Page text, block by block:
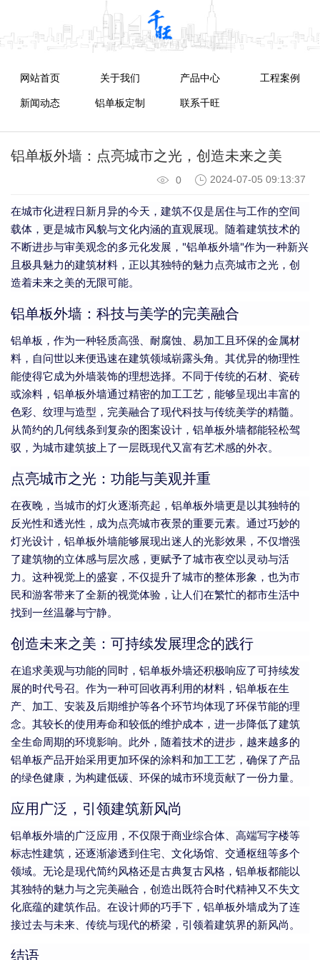
网站首页 关于我们 产品中心 工程案例
新闻动态 铝单板定制 联系千旺
铝单板外墙：点亮城市之光，创造未来之美
0 2024-07-05 09:13:37
在城市化进程日新月异的今天，建筑不仅是居住与工作的空间
载体，更是城市风貌与文化内涵的直观展现。随着建筑技术的
不断进步与审美观念的多元化发展，"铝单板外墙"作为一种新兴
且极具魅力的建筑材料，正以其独特的魅力点亮城市之光，创
造着未来之美的无限可能。
铝单板外墙：科技与美学的完美融合
铝单板，作为一种轻质高强、耐腐蚀、易加工且环保的金属材
料，自问世以来便迅速在建筑领域崭露头角。其优异的物理性
能使得它成为外墙装饰的理想选择。不同于传统的石材、瓷砖
或涂料，铝单板外墙通过精密的加工工艺，能够呈现出丰富的
色彩、纹理与造型，完美融合了现代科技与传统美学的精髓。
从简约的几何线条到复杂的图案设计，铝单板外墙都能轻松驾
驭，为城市建筑披上了一层既现代又富有艺术感的外衣。
点亮城市之光：功能与美观并重
在夜晚，当城市的灯火逐渐亮起，铝单板外墙更是以其独特的
反光性和透光性，成为点亮城市夜景的重要元素。通过巧妙的
灯光设计，铝单板外墙能够展现出迷人的光影效果，不仅增强
了建筑物的立体感与层次感，更赋予了城市夜空以灵动与活
力。这种视觉上的盛宴，不仅提升了城市的整体形象，也为市
民和游客带来了全新的视觉体验，让人们在繁忙的都市生活中
找到一丝温馨与宁静。
创造未来之美：可持续发展理念的践行
在追求美观与功能的同时，铝单板外墙还积极响应了可持续发
展的时代号召。作为一种可回收再利用的材料，铝单板在生
产、加工、安装及后期维护等各个环节均体现了环保节能的理
念。其较长的使用寿命和较低的维护成本，进一步降低了建筑
全生命周期的环境影响。此外，随着技术的进步，越来越多的
铝单板产品开始采用更加环保的涂料和加工工艺，确保了产品
的绿色健康，为构建低碳、环保的城市环境贡献了一份力量。
应用广泛，引领建筑新风尚
铝单板外墙的广泛应用，不仅限于商业综合体、高端写字楼等
标志性建筑，还逐渐渗透到住宅、文化场馆、交通枢纽等多个
领域。无论是现代简约风格还是古典复古风格，铝单板都能以
其独特的魅力与之完美融合，创造出既符合时代精神又不失文
化底蕴的建筑作品。在设计师的巧手下，铝单板外墙成为了连
接过去与未来、传统与现代的桥梁，引领着建筑界的新风尚。
结语